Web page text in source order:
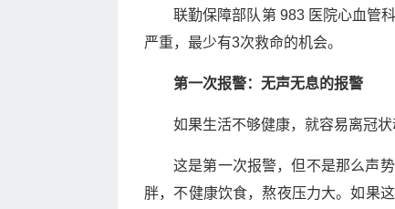
联勤保障部队第 983 医院心血管
严重，最少有3次救命的机会。
第一次报警：无声无息的报警
如果生活不够健康，就容易离冠
这是第一次报警，但不是那么声
胖，不健康饮食，熬夜压力大。如果